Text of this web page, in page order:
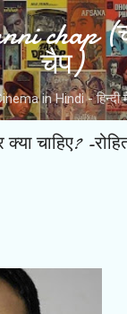
Skip to main content
chap
चैप)
in Hindi - हिन्दी में
चाहिए? -